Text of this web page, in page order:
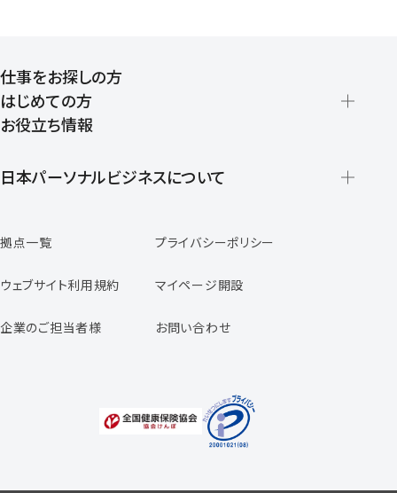
仕事をお探しの方
はじめての方
登録から就業開始までの流れ
お役立ち情報
日本パーソナルビジネスについて
スタッフの声
専任コンサルタントの声
福利厚生のご案内
拠点一覧 プライバシーポリシー
ウェブサイト利用規約 マイページ開設
企業のご担当者様 お問い合わせ